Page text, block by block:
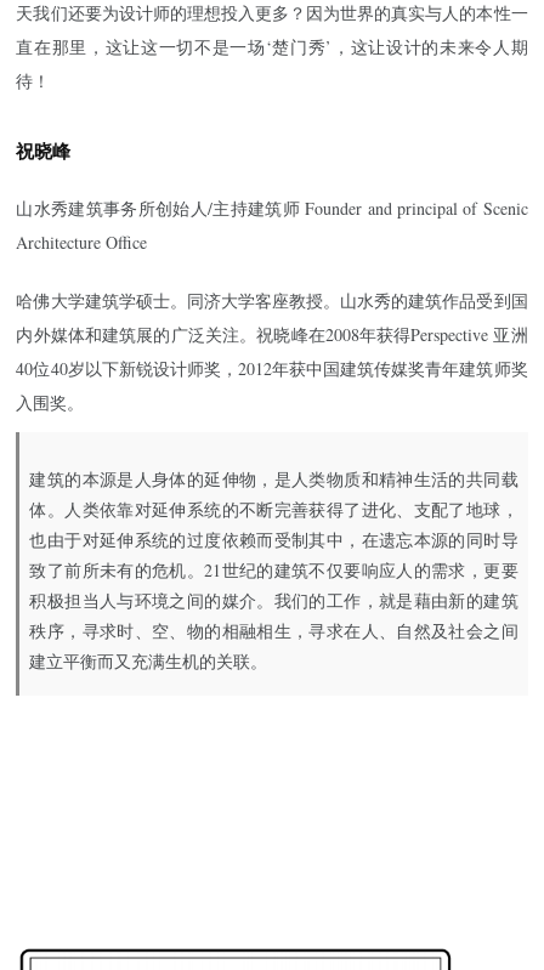
天我们还要为设计师的理想投入更多？因为世界的真实与人的本性一
直在那里，这让这一切不是一场‘楚门秀’，这让设计的未来令人期
待！
祝晓峰
山水秀建筑事务所创始人/主持建筑师 Founder and principal of Scenic
Architecture Office
哈佛大学建筑学硕士。同济大学客座教授。山水秀的建筑作品受到国
内外媒体和建筑展的广泛关注。祝晓峰在2008年获得Perspective 亚洲
40位40岁以下新锐设计师奖，2012年获中国建筑传媒奖青年建筑师奖
入围奖。
建筑的本源是人身体的延伸物，是人类物质和精神生活的共同载
体。人类依靠对延伸系统的不断完善获得了进化、支配了地球，
也由于对延伸系统的过度依赖而受制其中，在遗忘本源的同时导
致了前所未有的危机。21世纪的建筑不仅要响应人的需求，更要
积极担当人与环境之间的媒介。我们的工作，就是藉由新的建筑
秩序，寻求时、空、物的相融相生，寻求在人、自然及社会之间
建立平衡而又充满生机的关联。